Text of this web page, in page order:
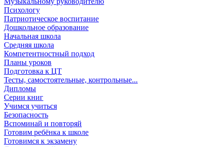
Психологу
Патриотическое воспитание
Дошкольное образование
Начальная школа
Средняя школа
Компетентностный подход
Планы уроков
Подготовка к ЦТ
Тесты, самостоятельные, контрольные...
Дипломы
Серии книг
Учимся учиться
Безопасность
Вспоминай и повторяй
Готовим ребёнка к школе
Готовимся к экзамену